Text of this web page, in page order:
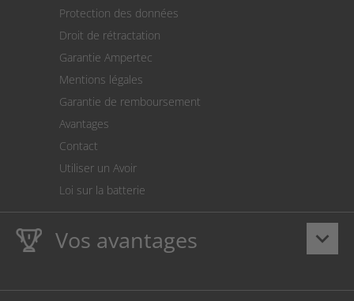
Le calculateur des frais de port
Paramètres des cookies
Protection des données
Droit de rétractation
Garantie Ampertec
Mentions légales
Garantie de remboursement
Avantages
Contact
Utiliser un Avoir
Loi sur la batterie
keyboard_arrow_down
Vos avantages
LaAmpertec Garantie à viesur les encres et toners